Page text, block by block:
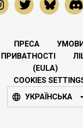
ПРЕСА
(EULA)
COOKIES
УКРАЇНСЬКА